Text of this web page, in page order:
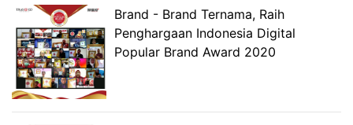
Brand - Brand Ternama, Raih
Penghargaan Indonesia Digital
Popular Brand Award 2020